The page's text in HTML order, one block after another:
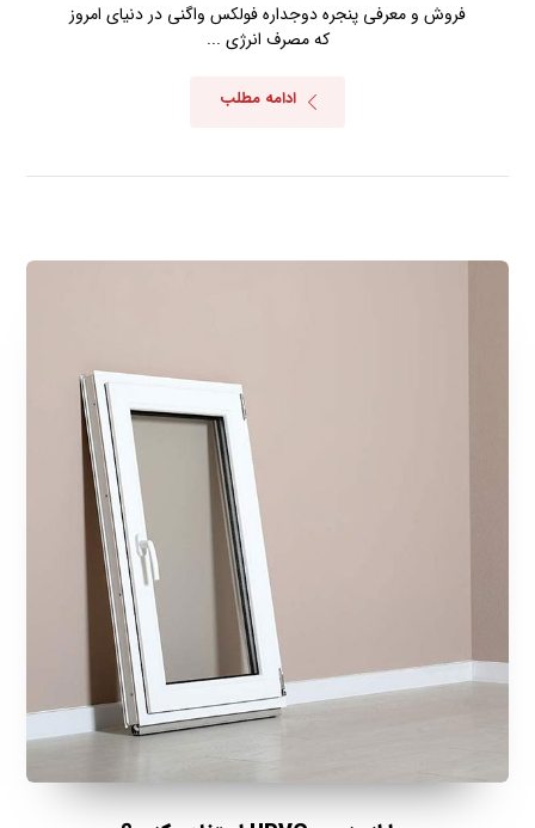
فروش و معرفی پنجره دوجداره فولکس واگنی در دنیای امروز
که مصرف انرژی ...
ادامه مطلب